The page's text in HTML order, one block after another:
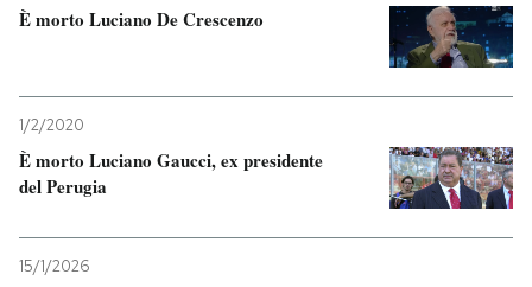
NEWSLETTER
I MIEI PREFERITI
È morto Luciano De Crescenzo
1/2/2020
È morto Luciano Gaucci, ex presidente
del Perugia
15/1/2026